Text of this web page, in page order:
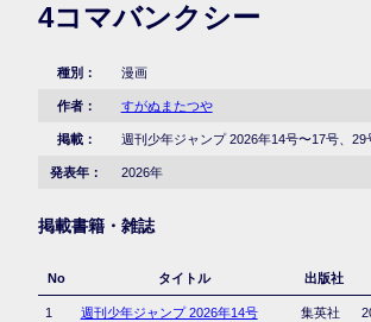
4コマバンクシー
種別： 漫画
作者： すがぬまたつや
掲載： 週刊少年ジャンプ 2026年14号〜17号、29
発表年： 2026年
掲載書籍・雑誌
No タイトル 出版社
1 週刊少年ジャンプ 2026年14号 集英社